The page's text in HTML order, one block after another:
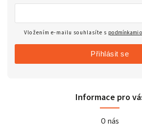
Vložením e-mailu souhlasíte s podmínkami
Přihlásit se
Informace pro
O nás